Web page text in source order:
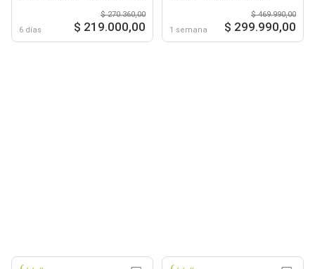
6 días
$ 270.360,00
$ 219.000,00 1 semana
$ 469.990,00
$ 299.990,00